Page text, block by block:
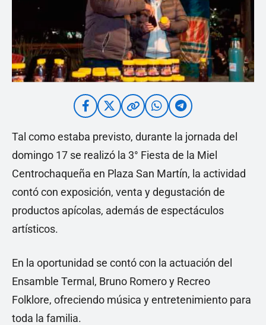
Tal como estaba previsto, durante la jornada del
domingo 17 se realizó la 3° Fiesta de la Miel
Centrochaqueña en Plaza San Martín, la actividad
contó con exposición, venta y degustación de
productos apícolas, además de espectáculos
artísticos.
En la oportunidad se contó con la actuación del
Ensamble Termal, Bruno Romero y Recreo
Folklore, ofreciendo música y entretenimiento para
toda la familia.